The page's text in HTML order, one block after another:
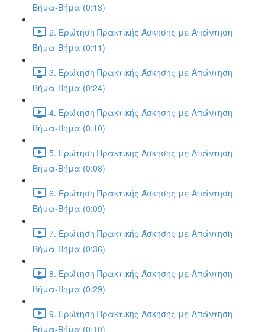
Βήμα-Βήμα (0:13)
2. Ερώτηση Πρακτικής Άσκησης με Απάντηση
Βήμα-Βήμα (0:11)
3. Ερώτηση Πρακτικής Άσκησης με Απάντηση
Βήμα-Βήμα (0:24)
4. Ερώτηση Πρακτικής Άσκησης με Απάντηση
Βήμα-Βήμα (0:10)
5. Ερώτηση Πρακτικής Άσκησης με Απάντηση
Βήμα-Βήμα (0:08)
6. Ερώτηση Πρακτικής Άσκησης με Απάντηση
Βήμα-Βήμα (0:09)
7. Ερώτηση Πρακτικής Άσκησης με Απάντηση
Βήμα-Βήμα (0:36)
8. Ερώτηση Πρακτικής Άσκησης με Απάντηση
Βήμα-Βήμα (0:29)
9. Ερώτηση Πρακτικής Άσκησης με Απάντηση
Βήμα-Βήμα (0:10)